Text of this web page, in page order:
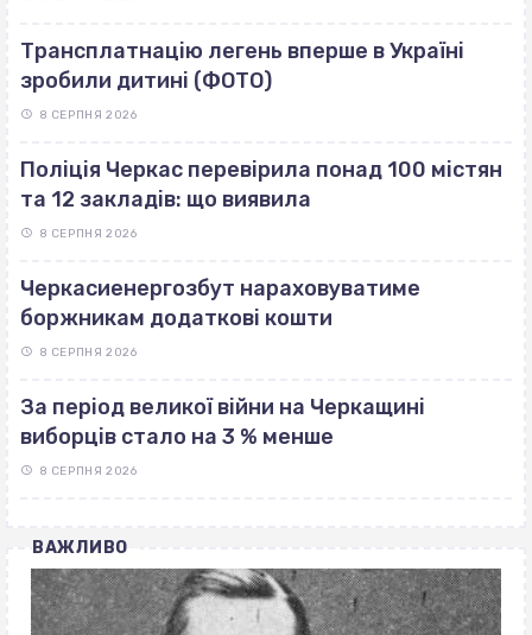
Трансплатнацію легень вперше в Україні
зробили дитині (ФОТО)
8 СЕРПНЯ 2026
Поліція Черкас перевірила понад 100 містян
та 12 закладів: що виявила
8 СЕРПНЯ 2026
Черкасиенергозбут нараховуватиме
боржникам додаткові кошти
8 СЕРПНЯ 2026
За період великої війни на Черкащині
виборців стало на 3 % менше
8 СЕРПНЯ 2026
ВАЖЛИВО